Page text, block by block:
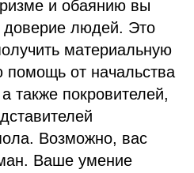
и обаянию вы
доверие людей. Это
материальную
помощь от начальства
также покровителей,
Возможно, вас
Ваше умение